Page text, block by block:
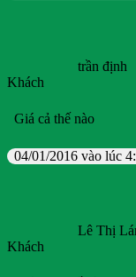
trần định
Khách
Giá cả thế nào
04/01/2016 vào lúc
Lê Thị
Khách